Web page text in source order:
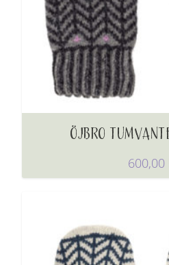
ÖJBRO
600,00